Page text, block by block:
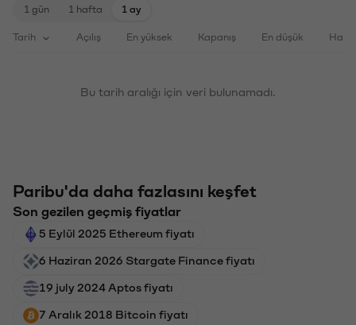
1 gün 1 hafta 1 ay
Tarih Açılış En yüksek Kapanış En düşük
Bu tarih aralığı için veri bulunamadı.
Paribu'da daha fazlasını keşfet
Son gezilen geçmiş fiyatlar
5 Eylül 2025 Ethereum fiyatı
6 Haziran 2026 Stargate Finance fiyatı
19 july 2024 Aptos fiyatı
7 Aralık 2018 Bitcoin fiyatı